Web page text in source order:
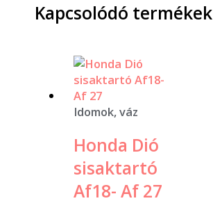
Kapcsolódó termékek
Idomok, váz
Honda Dió
sisaktartó
Af18- Af 27